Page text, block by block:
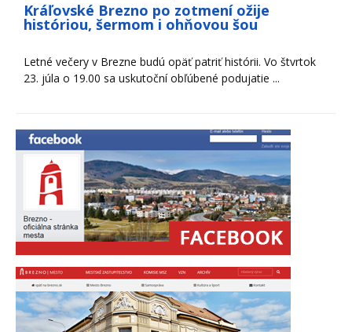
Kráľovské Brezno po zotmení ožije
históriou, šermom i ohňovou šou
Letné večery v Brezne budú opäť patriť histórii. Vo štvrtok
23. júla o 19.00 sa uskutoční obľúbené podujatie ...